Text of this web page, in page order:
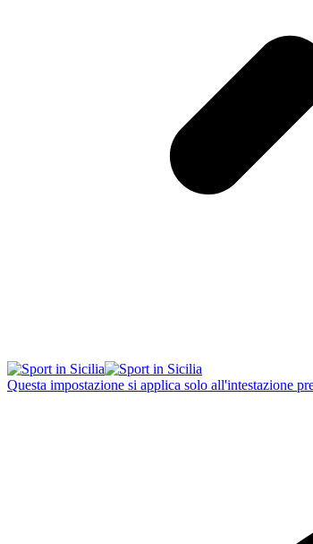
Questa impostazione si applica solo all'intestazione